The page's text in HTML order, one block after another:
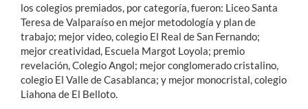
los colegios premiados, por categoría, fueron: Liceo Santa
Teresa de Valparaíso en mejor metodología y plan de
trabajo; mejor video, colegio El Real de San Fernando;
mejor creatividad, Escuela Margot Loyola; premio
revelación, Colegio Angol; mejor conglomerado cristalino,
colegio El Valle de Casablanca; y mejor monocristal, colegio
Liahona de El Belloto.